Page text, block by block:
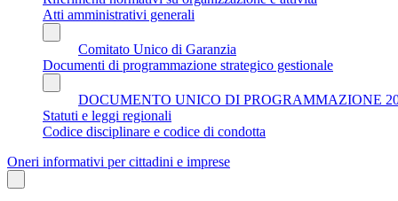
Atti amministrativi generali
Comitato Unico di Garanzia
Documenti di programmazione strategico gestionale
DOCUMENTO UNICO DI PROGRAMMAZIONE
Statuti e leggi regionali
Codice disciplinare e codice di condotta
Oneri informativi per cittadini e imprese